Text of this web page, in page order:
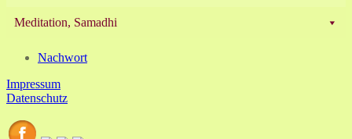
Meditation, Samadhi
Nachwort
Impressum
Datenschutz